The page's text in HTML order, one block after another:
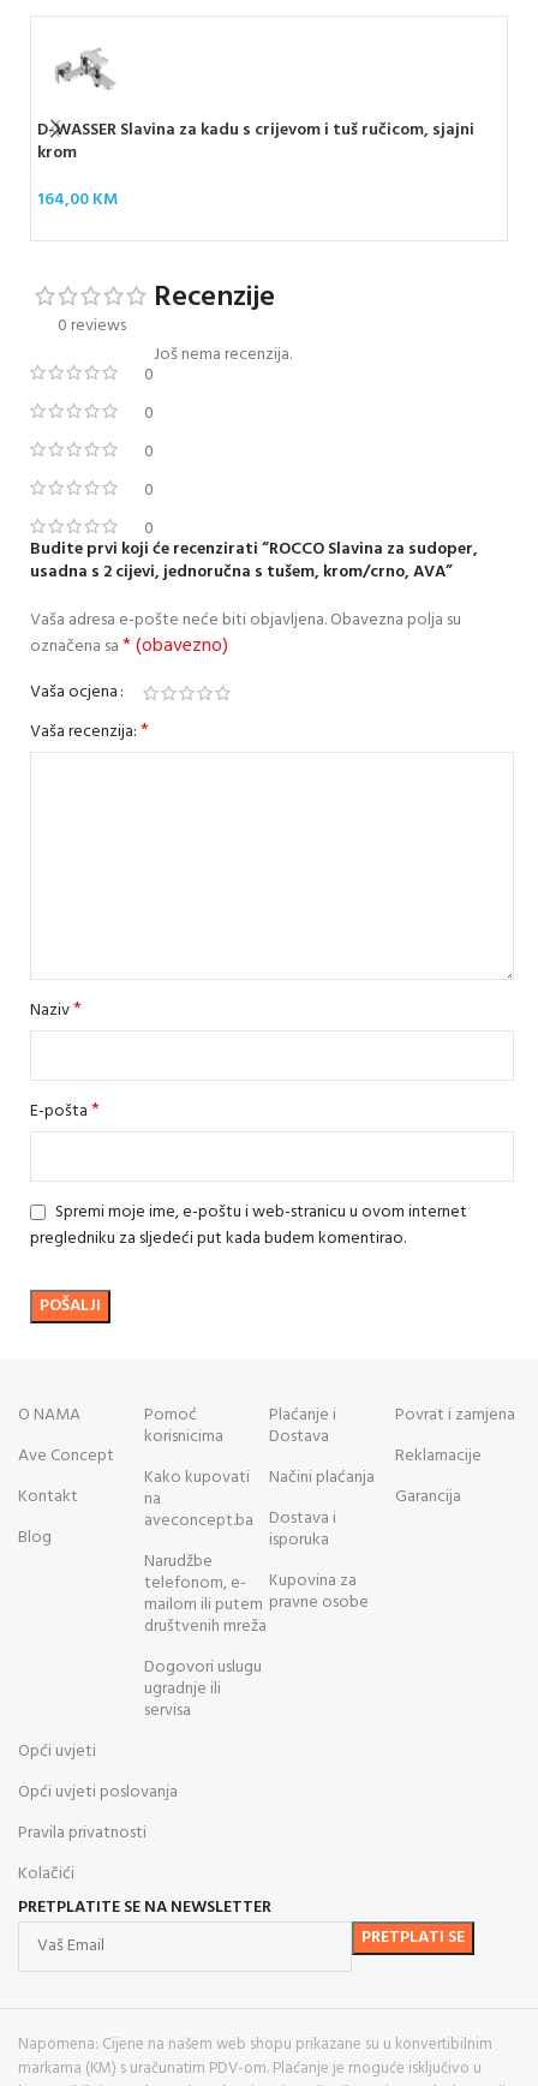
D-WASSER Slavina za kadu s crijevom i tuš ručicom, sjajni
krom
164,00KM
0 reviews
0
0
0
0
0
Recenzije
Još nema recenzija.
Budite prvi koji će recenzirati “ROCCO Slavina za sudoper,
usadna s 2 cijevi, jednoručna s tušem, krom/crno, AVA”
Vaša adresa e-pošte neće biti objavljena.Obavezna polja su
označena sa* (obavezno)
Vaša ocjena
Vaša recenzija:*
Naziv*
E-pošta*
Spremi moje ime, e-poštu i web-stranicu u ovom internet
pregledniku za sljedeći put kada budem komentirao.
O NAMA
Ave Concept
Kontakt
Blog
Pomoć
korisnicima
Kako kupovati
na
aveconcept.ba
Narudžbe
telefonom, e-
mailom ili putem
društvenih mreža
Dogovori uslugu
ugradnje ili
servisa
Plaćanje i
Dostava
Načini plaćanja
Dostava i
isporuka
Kupovina za
pravne osobe
Povrat i zamjena
Reklamacije
Garancija
Opći uvjeti
Opći uvjeti poslovanja
Pravila privatnosti
Kolačići
PRETPLATITE SE NA NEWSLETTER
Napomena: Cijene na našem web shopu prikazane su u konvertibilnim
markama (KM) s uračunatim PDV-om. Plaćanje je moguće isključivo u